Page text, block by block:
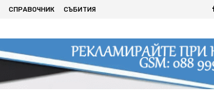
СПРАВОЧНИК СЪБИТИЯ